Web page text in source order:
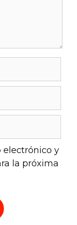
electrónico y
la próxima